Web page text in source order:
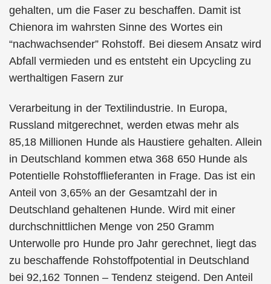
gehalten, um die Faser zu beschaffen. Damit ist
Chienora im wahrsten Sinne des Wortes ein
“nachwachsender” Rohstoff. Bei diesem Ansatz wird
Abfall vermieden und es entsteht ein Upcycling zu
werthaltigen Fasern zur
Verarbeitung in der Textilindustrie. In Europa,
Russland mitgerechnet, werden etwas mehr als
85,18 Millionen Hunde als Haustiere gehalten. Allein
in Deutschland kommen etwa 368 650 Hunde als
Potentielle Rohstofflieferanten in Frage. Das ist ein
Anteil von 3,65% an der Gesamtzahl der in
Deutschland gehaltenen Hunde. Wird mit einer
durchschnittlichen Menge von 250 Gramm
Unterwolle pro Hunde pro Jahr gerechnet, liegt das
zu beschaffende Rohstoffpotential in Deutschland
bei 92,162 Tonnen – Tendenz steigend. Den Anteil